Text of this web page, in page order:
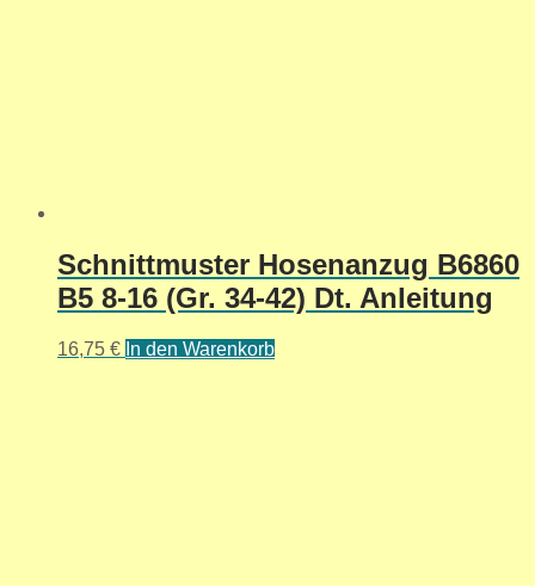
Schnittmuster Hosenanzug B6860
B5 8-16 (Gr. 34-42) Dt. Anleitung
16,75 € In den Warenkorb